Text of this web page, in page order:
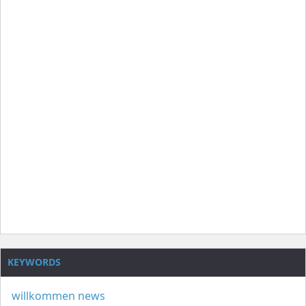
KEYWORDS
willkommen news